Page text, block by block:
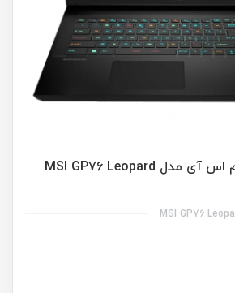
لپ تاپ ۱۷ اینچی ام اس آی مدل MSI GP76 Leopard
MSI GP76